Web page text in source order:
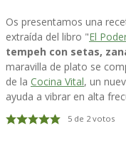
Os presentamos una
extraída del libro "El
tempeh con setas,
maravilla de plato se
de la Cocina Vital, un
ayuda a vibrar en alta
5de 2votos